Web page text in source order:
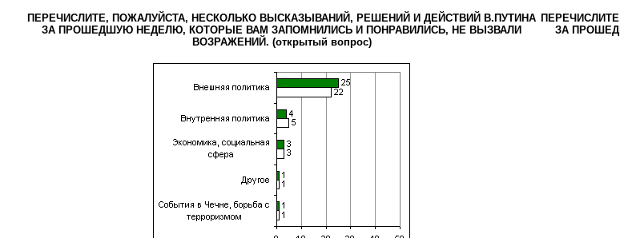
ПЕРЕЧИСЛИТЕ, ПОЖАЛУЙСТА, НЕСКОЛЬКО ВЫСКАЗЫВАНИЙ, РЕШЕНИЙ И ДЕЙСТВИЙ В.ПУТИНА
ЗА ПРОШЕДШУЮ НЕДЕЛЮ, КОТОРЫЕ ВАМ ЗАПОМНИЛИСЬ И ПОНРАВИЛИСЬ, НЕ ВЫЗВАЛИ
ВОЗРАЖЕНИЙ. (открытый вопрос)
ЗА